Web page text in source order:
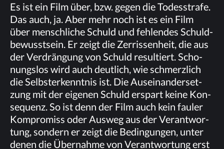
Es ist ein Film über, bzw. ge­gen die To­des­stra­fe.
Das auch, ja. Aber mehr noch ist es ein Film
über mensch­li­che Schuld und feh­len­des Schuld­
be­wusst­sein. Er zeigt die Zer­ris­sen­heit, die aus
der Ver­drän­gung von Schuld re­sul­tiert. Scho­
nungs­los wird auch deut­lich, wie schmerz­lich
die Selbst­er­kennt­nis ist. Die Aus­ein­an­der­set­
zung mit der ei­ge­nen Schuld er­spart kei­ne Kon­
se­quenz. So ist denn der Film auch kein fau­ler
Kom­pro­miss oder Aus­weg aus der Ver­ant­wor­
tung, son­dern er zeigt die Be­din­gun­gen, un­ter
de­nen die Über­nah­me von Ver­ant­wor­tung erst